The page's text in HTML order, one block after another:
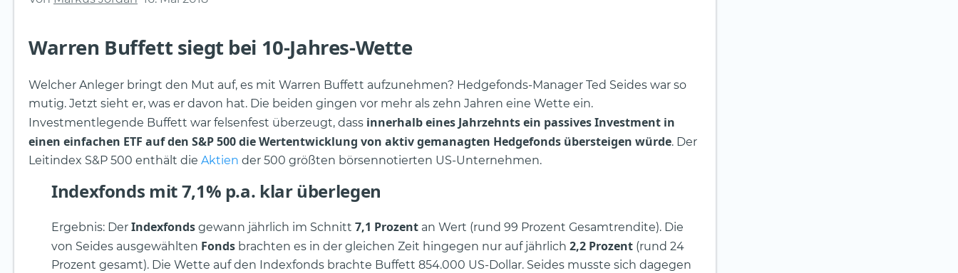
Warren Buffett siegt bei 10-Jahres-Wette
Welcher Anleger bringt den Mut auf, es mit Warren Buffett aufzunehmen? Hedgefonds-Manager Ted Seides war so
mutig. Jetzt sieht er, was er davon hat. Die beiden gingen vor mehr als zehn Jahren eine Wette ein.
Investmentlegende Buffett war felsenfest überzeugt, dass innerhalb eines Jahrzehnts ein passives Investment in
einen einfachen ETF auf den S&P 500 die Wertentwicklung von aktiv gemanagten Hedgefonds übersteigen würde. Der
Leitindex S&P 500 enthält die Aktien der 500 größten börsennotierten US-Unternehmen.
Indexfonds mit 7,1% p.a. klar überlegen
Ergebnis: Der Indexfonds gewann jährlich im Schnitt 7,1 Prozent an Wert (rund 99 Prozent Gesamtrendite). Die
von Seides ausgewählten Fonds brachten es in der gleichen Zeit hingegen nur auf jährlich 2,2 Prozent (rund 24
Prozent gesamt). Die Wette auf den Indexfonds brachte Buffett 854.000 US-Dollar. Seides musste sich dagegen